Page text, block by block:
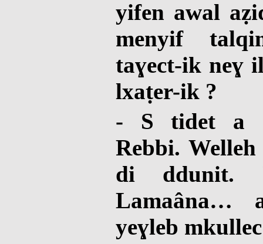
yifen awal
menyif
taɣect-ik neɣ
lxaṭer-ik ?
- S tidet a
Rebbi.
di ddunit.
yeɣleb